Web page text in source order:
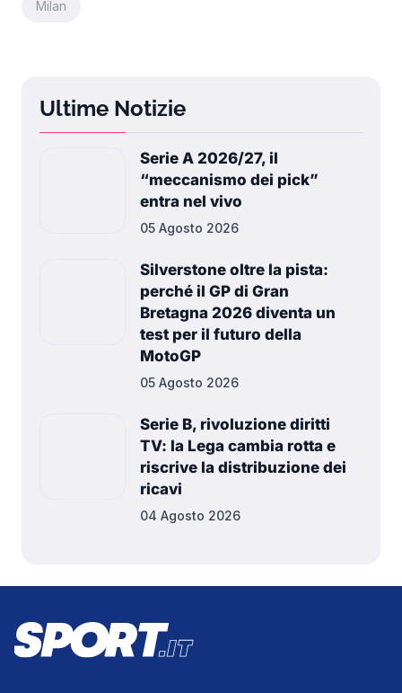
Milan
Ultime Notizie
Serie A 2026/27, il
“meccanismo dei pick”
entra nel vivo
05 Agosto 2026
Silverstone oltre la pista:
perché il GP di Gran
Bretagna 2026 diventa un
test per il futuro della
MotoGP
05 Agosto 2026
Serie B, rivoluzione diritti
TV: la Lega cambia rotta e
riscrive la distribuzione dei
ricavi
04 Agosto 2026